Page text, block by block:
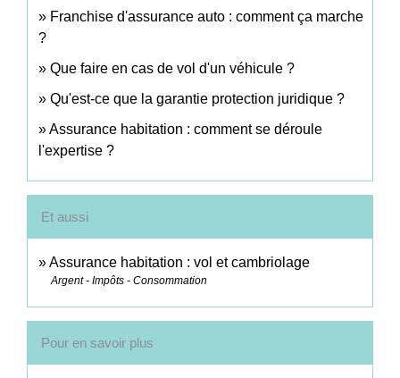
Franchise d'assurance auto : comment ça marche
?
Que faire en cas de vol d'un véhicule ?
Qu'est-ce que la garantie protection juridique ?
Assurance habitation : comment se déroule
l'expertise ?
Et aussi
Assurance habitation : vol et cambriolage
Argent - Impôts - Consommation
Pour en savoir plus